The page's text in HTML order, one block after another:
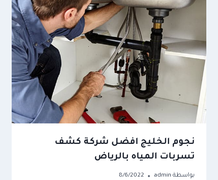
نجوم الخليج افضل شركة كشف
تسربات المياه بالرياض
بواسطة admin
8/6/2022